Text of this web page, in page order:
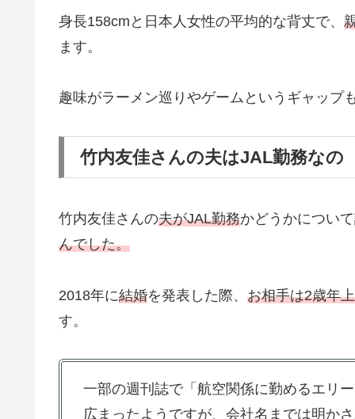
身長158cmと日本人女性の平均的な背丈で、
ます。
趣味がラーメン巡りやゲームというギャップ
竹内友佳さんの夫はJAL勤務なの
竹内友佳さんの夫がJAL勤務かどうかについ
んでした。
2018年に結婚を発表した際、 お相手は2歳年
す。
一部の週刊誌で「航空関係に勤めるエリ
広まったようですが、会社名までは明か